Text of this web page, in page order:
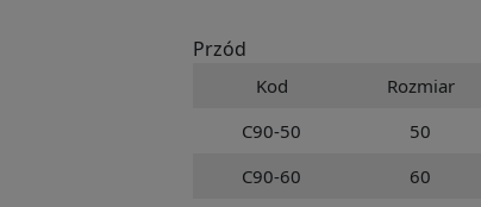
Przód
Kod Rozmiar
C90-50
50
C90-60
60